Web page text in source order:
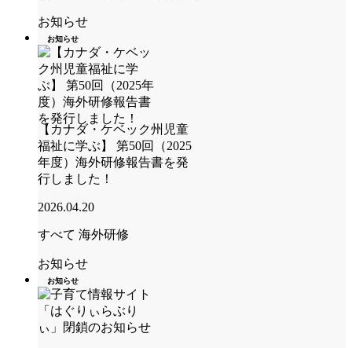
お知らせ
お知らせ
【カナダ・ケベック州児童
福祉に学ぶ】 第50回（2025
年度）海外研修報告書を発
行しました！
2026.04.20
すべて 海外研修
お知らせ
お知らせ